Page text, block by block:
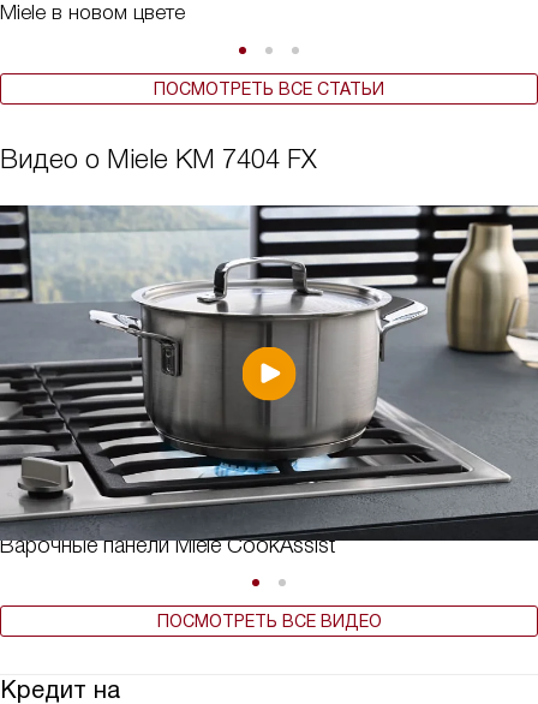
Miele в новом цвете
ПОСМОТРЕТЬ ВСЕ СТАТЬИ
Видео о Miele KM 7404 FX
Варочные панели Miele CookAssist
ПОСМОТРЕТЬ ВСЕ ВИДЕО
Кредит на